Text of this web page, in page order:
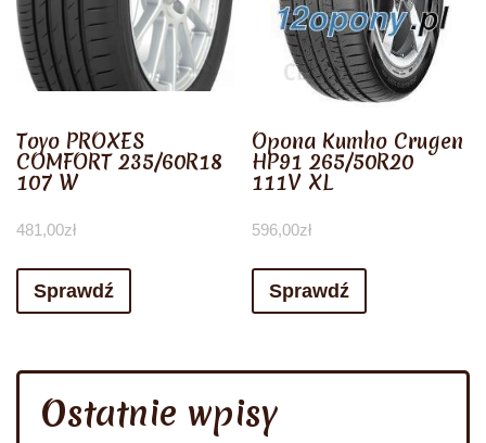
Toyo PROXES
COMFORT 235/60R18
107 W
481,00zł
Sprawdź
Opona Kumho Crugen
HP91 265/50R20
111V XL
596,00zł
Sprawdź
Ostatnie wpisy